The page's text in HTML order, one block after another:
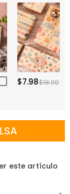
$7.98$18.00
este artículo